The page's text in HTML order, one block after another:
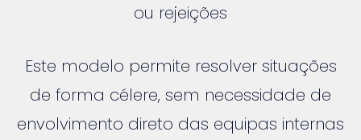
ou rejeições
Este modelo permite resolver situações
de forma célere, sem necessidade de
envolvimento direto das equipas internas